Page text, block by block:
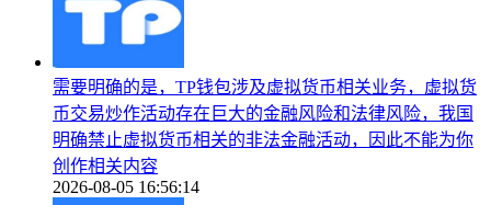
需要明确的是，TP钱包涉及虚拟货币相关业务，虚拟货
币交易炒作活动存在巨大的金融风险和法律风险，我国
明确禁止虚拟货币相关的非法金融活动，因此不能为你
创作相关内容
2026-08-05 16:56:14